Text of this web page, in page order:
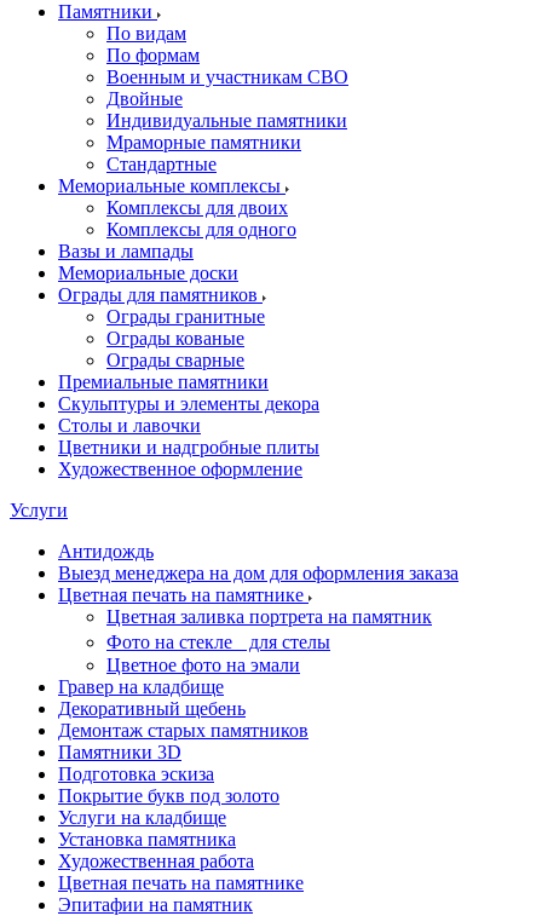
Памятники
По видам
По формам
Военным и участникам СВО
Двойные
Индивидуальные памятники
Мраморные памятники
Стандартные
Мемориальные комплексы
Комплексы для двоих
Комплексы для одного
Вазы и лампады
Мемориальные доски
Ограды для памятников
Ограды гранитные
Ограды кованые
Ограды сварные
Премиальные памятники
Скульптуры и элементы декора
Столы и лавочки
Цветники и надгробные плиты
Художественное оформление
Услуги
Антидождь
Выезд менеджера на дом для оформления заказа
Цветная печать на памятнике
Цветная заливка портрета на памятник
Фото на стекле для стелы
Цветное фото на эмали
Гравер на кладбище
Декоративный щебень
Демонтаж старых памятников
Памятники 3D
Подготовка эскиза
Покрытие букв под золото
Услуги на кладбище
Установка памятника
Художественная работа
Цветная печать на памятнике
Эпитафии на памятник